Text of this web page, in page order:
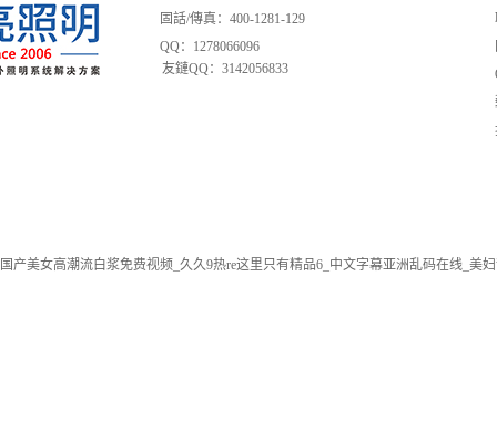
固話/傳真：400-1281-129
QQ：1278066096
友鏈QQ：3142056833
国产美女高潮流白浆免费视频_久久9热re这里只有精品6_中文字幕亚洲乱码在线_美